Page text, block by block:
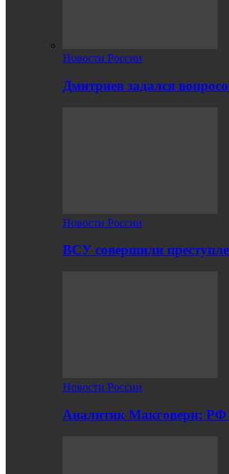
Новости России
Дмитриев задался
Новости России
ВСУ совершили
Новости России
Аналитик Макговерн: РФ